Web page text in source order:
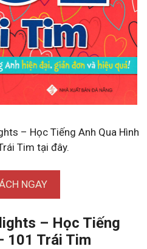
– Học Tiếng Anh Qua Hình
Tim tại đây.
NGAY
– Học Tiếng
101 Trái Tim